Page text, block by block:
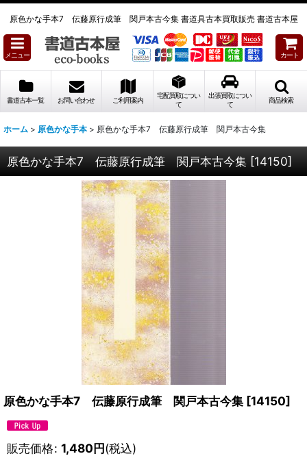
原色かな手本7 伝藤原行成筆 関戸本古今集 書道具古本買取販売 書道古本屋
メニュー カート
書道古本一覧 お問い合わせ ご利用案内
宅配買取につい
て
出張買取につい
て
商品検索
ホーム > 原色かな手本 > 原色かな手本7 伝藤原行成筆 関戸本古今集
原色かな手本7 伝藤原行成筆 関戸本古今集 [14150]
原色かな手本7 伝藤原行成筆 関戸本古今集 [14150]
販売価格: 1,480円(税込)